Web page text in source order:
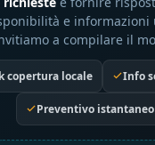
e informazioni
a compilare il
copertura locale Info
Preventivo istantaneo